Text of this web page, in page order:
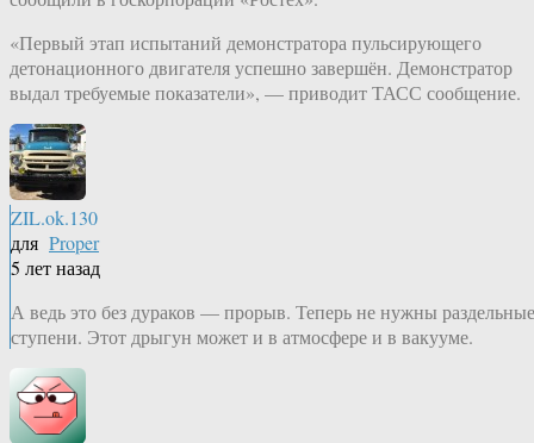
«Первый этап испытаний демонстратора пульсирующего
детонационного двигателя успешно завершён. Демонстратор
выдал требуемые показатели», — приводит ТАСС сообщение.
ZIL.ok.130
для Proper
5 лет назад
А ведь это без дураков — прорыв. Теперь не нужны раздельные
ступени. Этот дрыгун может и в атмосфере и в вакууме.